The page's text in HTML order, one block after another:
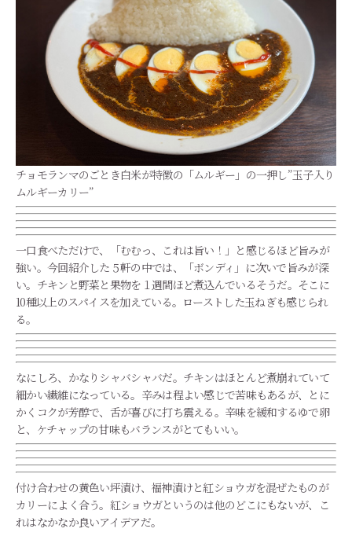
チョモランマのごとき白米が特徴の「ムルギー」の一押し”玉子入り
ムルギーカリー”
一口食べただけで、「むむっ、これは旨い！」と感じるほど旨みが
強い。今回紹介した５軒の中では、「ボンディ」に次いで旨みが深
い。チキンと野菜と果物を１週間ほど煮込んでいるそうだ。そこに
10種以上のスパイスを加えている。ローストした玉ねぎも感じられ
る。
なにしろ、かなりシャバシャバだ。チキンはほとんど煮崩れていて
細かい繊維になっている。辛みは程よい感じで苦味もあるが、とに
かくコクが芳醇で、舌が喜びに打ち震える。辛味を緩和するゆで卵
と、ケチャップの甘味もバランスがとてもいい。
付け合わせの黄色い坪漬け、福神漬けと紅ショウガを混ぜたものが
カリーによく合う。紅ショウガというのは他のどこにもないが、こ
れはなかなか良いアイデアだ。